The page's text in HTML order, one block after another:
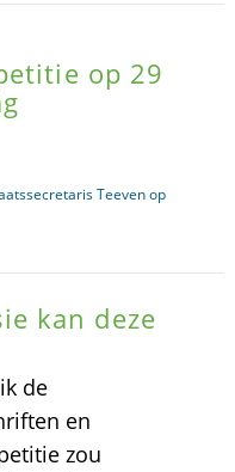
op 29
Teeven op
kan deze
de
en
zou